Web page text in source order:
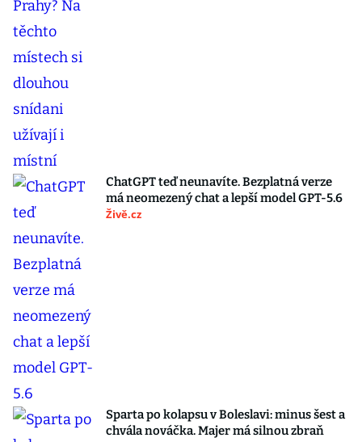
ChatGPT teď neunavíte. Bezplatná verze
má neomezený chat a lepší model GPT-5.6
Živě.cz
Sparta po kolapsu v Boleslavi: minus šest a
chvála nováčka. Majer má silnou zbraň